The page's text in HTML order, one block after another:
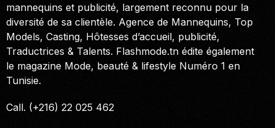
mannequins et publicité, largement reconnu pour la
diversité de sa clientèle. Agence de Mannequins, Top
Models, Casting, Hôtesses d’accueil, publicité,
Traductrices & Talents. Flashmode.tn édite également
le magazine Mode, beauté & lifestyle Numéro 1 en
Tunisie.
Call. (+216) 22 025 462